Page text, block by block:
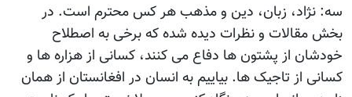
سه: نژاد، زبان، دين و مذهب هر کس محترم است. در
بخش مقالات و نظرات ديده شده که برخی به اصطلاح
خودشان از پشتون ها دفاع می کنند، کسانی از هزاره ها و
کسانی از تاجيک ها. بياييم به انسان در افغانستان از همان